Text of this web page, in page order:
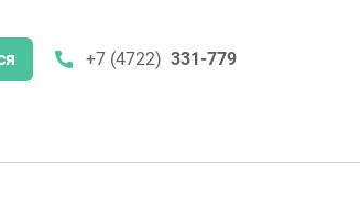
+7 (4722) 331-779